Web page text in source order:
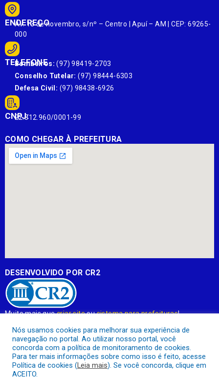
ENDEREÇO
Av. 13 de novembro, s/nº – Centro | Apuí – AM | CEP: 69265-
000
TELEFONE
Bombeiros: (97) 98419-2703
Conselho Tutelar: (97) 98444-6303
Defesa Civil: (97) 98438-6926
CNPJ:
22.812.960/0001-99
COMO CHEGAR À PREFEITURA
DESENVOLVIDO POR CR2
Muito mais quecriar siteousistema para prefeituras!
contrato que todas as exigências das leis de transparência
públicaserão atendidas.
Conheça oPNTPe o Radar da Transparência Pública
Nós usamos cookies para melhorar sua experiência de
navegação no portal. Ao utilizar nosso portal, você
concorda com a política de monitoramento de cookies.
Para ter mais informações sobre como isso é feito, acesse
Política de cookies (Leia mais). Se você concorda, clique em
ACEITO.